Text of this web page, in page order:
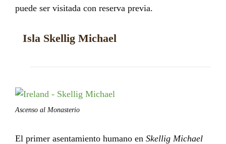
puede ser visitada con reserva previa.
Isla Skellig Michael
Ascenso al Monasterio
El primer asentamiento humano en Skellig Michael